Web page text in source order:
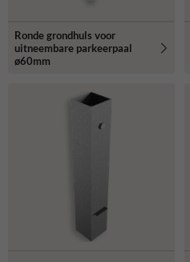
Ronde grondhuls voor
uitneembare parkeerpaal
ø60mm